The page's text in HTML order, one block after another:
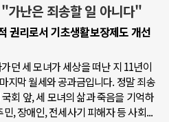
난은 죄송할 일 아니다"
권리로서 기초생활보장제도 개선
던 세 모녀가 세상을 떠난 지 11년이
지막 월세와 공과금입니다. 정말 죄송
회 앞, 세 모녀의 삶과 죽음을 기억하
, 장애인, 전세사기 피해자 등 사회...